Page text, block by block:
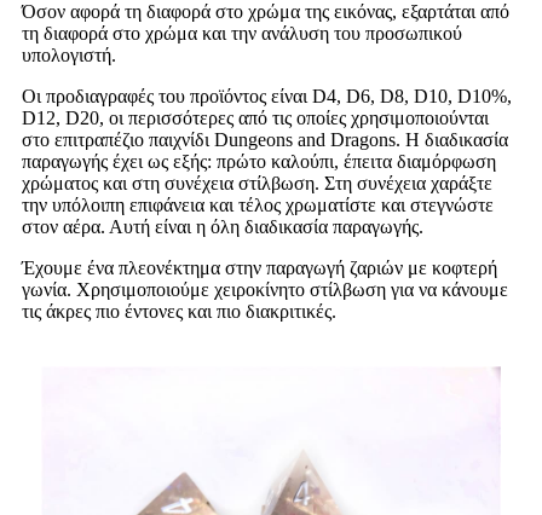
Όσον αφορά τη διαφορά στο χρώμα της εικόνας, εξαρτάται από
τη διαφορά στο χρώμα και την ανάλυση του προσωπικού
υπολογιστή.
Οι προδιαγραφές του προϊόντος είναι D4, D6, D8, D10, D10%,
D12, D20, οι περισσότερες από τις οποίες χρησιμοποιούνται
στο επιτραπέζιο παιχνίδι Dungeons and Dragons. Η διαδικασία
παραγωγής έχει ως εξής: πρώτο καλούπι, έπειτα διαμόρφωση
χρώματος και στη συνέχεια στίλβωση. Στη συνέχεια χαράξτε
την υπόλοιπη επιφάνεια και τέλος χρωματίστε και στεγνώστε
στον αέρα. Αυτή είναι η όλη διαδικασία παραγωγής.
Έχουμε ένα πλεονέκτημα στην παραγωγή ζαριών με κοφτερή
γωνία. Χρησιμοποιούμε χειροκίνητο στίλβωση για να κάνουμε
τις άκρες πιο έντονες και πιο διακριτικές.